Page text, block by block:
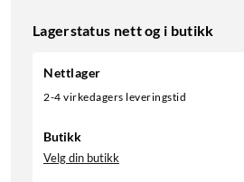
Lagerstatus nett og i butikk
Nettlager
2-4 virkedagers leveringstid
Butikk
Velg din butikk